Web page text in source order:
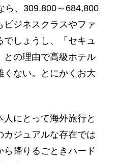
ら、309,800～684,800
ビジネスクラスやファ
しょうし、「セキュ
との理由で高級ホテル
くない。とにかくお大
にとって海外旅行と
カジュアルな存在では
降りるごときハード